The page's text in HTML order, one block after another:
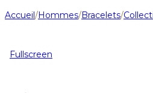
Accueil/Hommes/Bracelets/
Fullscreen